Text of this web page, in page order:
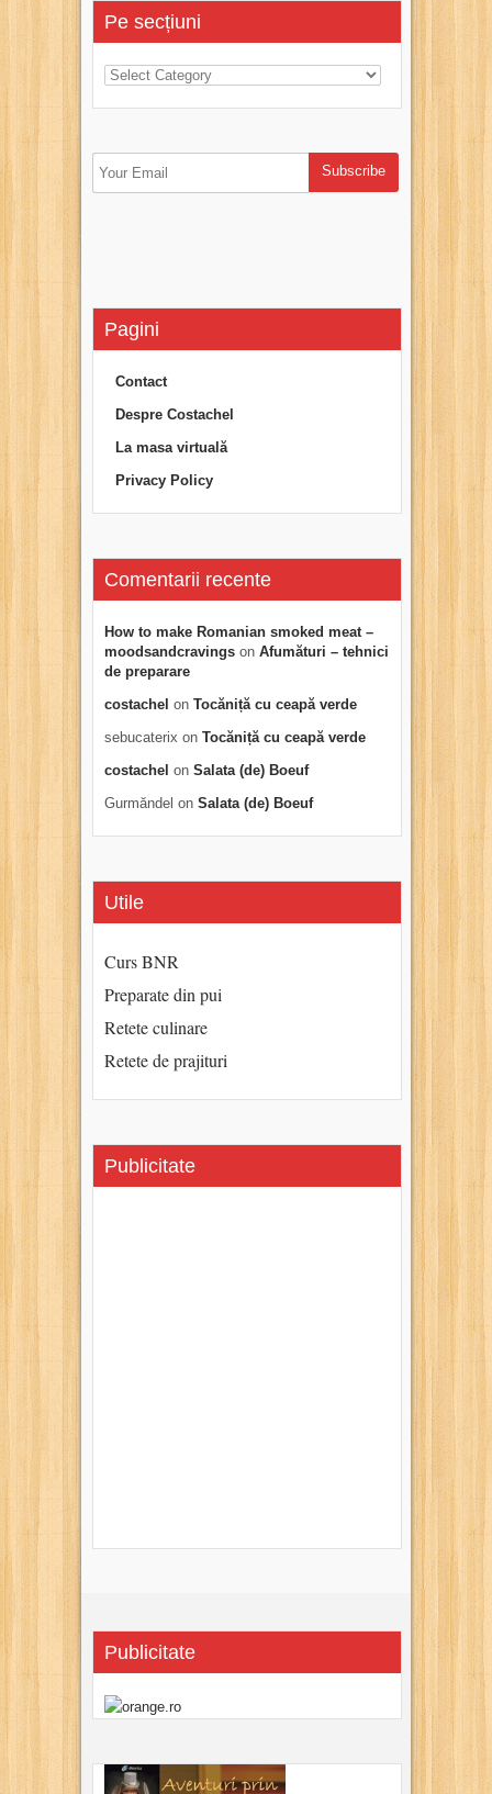
Pe secțiuni
Pagini
Contact
Despre Costachel
La masa virtuală
Privacy Policy
Comentarii recente
How to make Romanian smoked meat –
moodsandcravings on Afumături – tehnici
de preparare
costachel on Tocăniță cu ceapă verde
sebucaterix on Tocăniță cu ceapă verde
costachel on Salata (de) Boeuf
Gurmăndel on Salata (de) Boeuf
Utile
Curs BNR
Preparate din pui
Retete culinare
Retete de prajituri
Publicitate
Publicitate